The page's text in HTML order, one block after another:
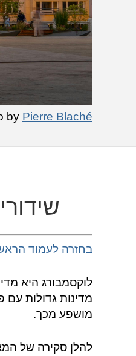
by Pierre Blaché
בחזרה לעמוד
לוקסמבורג היא
מושפע מכך.
להלן סקירה של